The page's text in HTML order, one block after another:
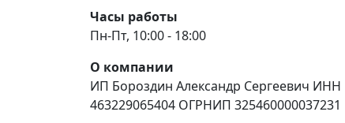
Часы работы
Пн-Пт, 10:00 - 18:00
О компании
ИП Бороздин Александр Сергеевич ИНН
463229065404 ОГРНИП 325460000037231